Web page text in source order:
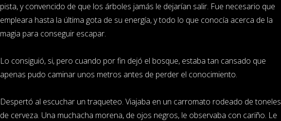
pista, y convencido de que los árboles jamás le dejarían salir. Fue necesario que
empleara hasta la última gota de su energía, y todo lo que conocía acerca de la
magia para conseguir escapar.
Lo consiguió, si, pero cuando por fin dejó el bosque, estaba tan cansado que
apenas pudo caminar unos metros antes de perder el conocimiento.
Despertó al escuchar un traqueteo. Viajaba en un carromato rodeado de toneles
de cerveza. Una muchacha morena, de ojos negros, le observaba con cariño. Le